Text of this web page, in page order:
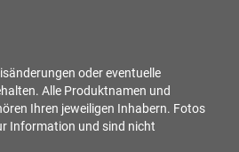
oder eventuelle
Alle Produktnamen und
Ihren jeweiligen Inhabern. Fotos
Information und sind nicht